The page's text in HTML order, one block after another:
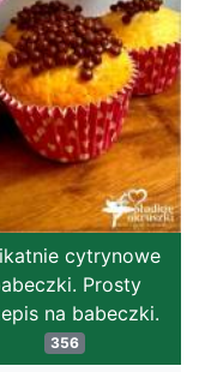
cytrynowe
Prosty
na babeczki.
356